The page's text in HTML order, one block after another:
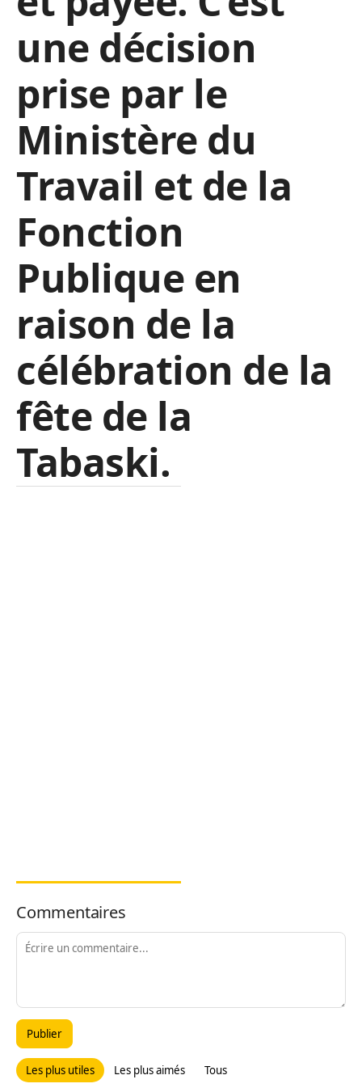
une décision
prise par le
Ministère du
Travail et de la
Fonction
Publique en
raison de la
célébration de la
fête de la
Tabaski.
Commentaires
Publier
Les plus utiles Les plus aimés Tous